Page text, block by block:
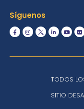
Síguenos
TODOS
SITIO